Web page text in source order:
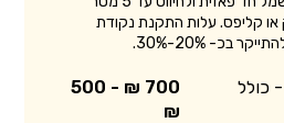
קליפס. עלות התקנת נקודת
בכ- 20%-30%.
כולל
700 ₪ - 500
₪